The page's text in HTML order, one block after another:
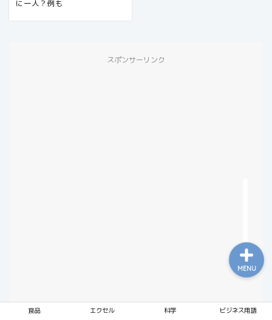
に一人？例も
スポンサーリンク
食品 エクセル 科学 ビジネス用語
MENU